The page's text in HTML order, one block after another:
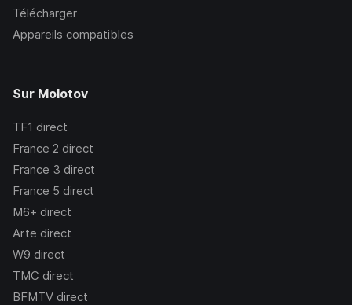
Télécharger
Appareils compatibles
Sur Molotov
TF1 direct
France 2 direct
France 3 direct
France 5 direct
M6+ direct
Arte direct
W9 direct
TMC direct
BFMTV direct